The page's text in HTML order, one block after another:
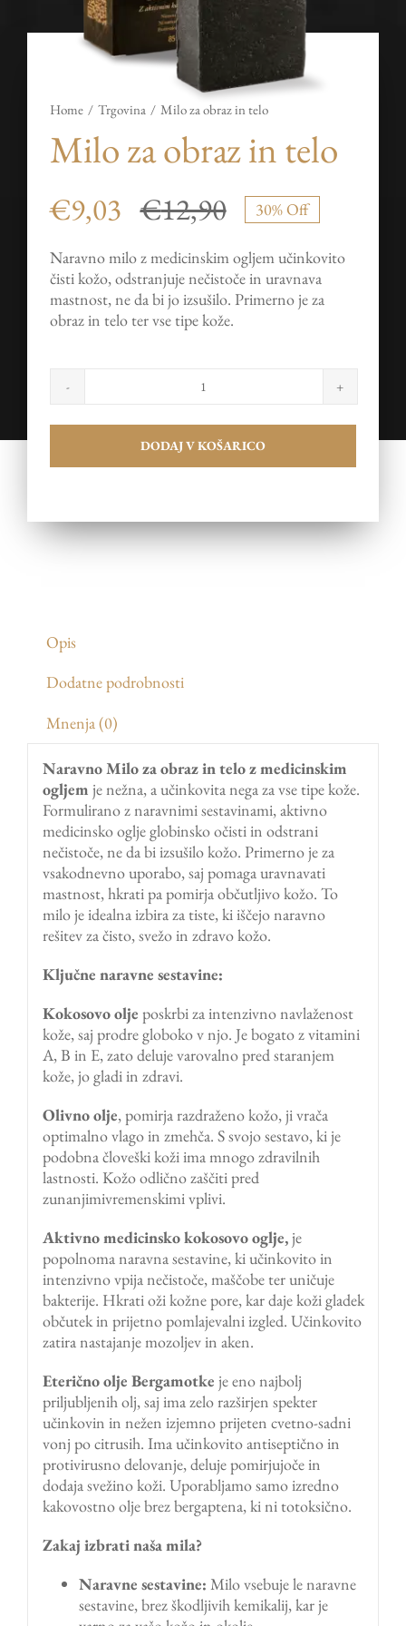
Home Trgovina Milo za obraz in telo
Milo za obraz in telo
€12,90Izvirna
cena
je
€9,03
Trenutna
cena
je:
30% Off
Naravno milo z medicinskim ogljem učinkovito
čisti kožo, odstranjuje nečistoče in uravnava
mastnost, ne da bi jo izsušilo. Primerno je za
obraz in telo ter vse tipe kože.
Milo
obraz
in
DODAJ V KOŠARICO
Opis
Dodatne podrobnosti
Mnenja (0)
Naravno Milo za obraz in telo z medicinskim
ogljem je nežna, a učinkovita nega za vse tipe kože.
Formulirano z naravnimi sestavinami, aktivno
medicinsko oglje globinsko očisti in odstrani
nečistoče, ne da bi izsušilo kožo. Primerno je za
vsakodnevno uporabo, saj pomaga uravnavati
mastnost, hkrati pa pomirja občutljivo kožo. To
milo je idealna izbira za tiste, ki iščejo naravno
rešitev za čisto, svežo in zdravo kožo.
Ključne naravne sestavine:
Kokosovo olje poskrbi za intenzivno navlaženost
kože, saj prodre globoko v njo. Je bogato z vitamini
A, B in E, zato deluje varovalno pred staranjem
kože, jo gladi in zdravi.
Olivnoolje, pomirja razdraženo kožo, ji vrača
optimalno vlago in zmehča. S svojo sestavo, ki je
podobna človeški koži ima mnogo zdravilnih
lastnosti. Kožo odlično zaščiti pred
zunanjimivremenskimi vplivi.
Aktivno medicinsko kokosovo oglje,je
popolnoma naravna sestavine, ki učinkovito in
intenzivno vpija nečistoče, maščobe ter uničuje
bakterije. Hkrati oži kožne pore, kar daje koži gladek
občutek in prijetno pomlajevalni izgled. Učinkovito
zatira nastajanje mozoljev in aken.
Eterično olje Bergamotke je eno najbolj
priljubljenih olj, saj ima zelo razširjen spekter
učinkovin in nežen izjemno prijeten cvetno-sadni
vonj po citrusih. Ima učinkovito antiseptično in
protivirusno delovanje, deluje pomirjujoče in
dodaja svežino koži. Uporabljamo samo izredno
kakovostno olje brez bergaptena, ki ni totoksično.
Zakaj izbrati naša mila?
Naravne sestavine: Milo vsebuje le naravne
sestavine, brez škodljivih kemikalij, kar je